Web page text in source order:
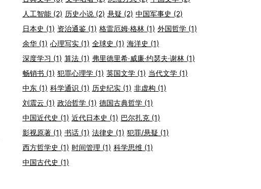
人工智能(2) 历史小说(2) 悬疑 (2) 中国军事史 (2)
日本史 (1) 资治通鉴(1) 格雷厄姆·格林(1) 外国哲学(1)
余华(1) 心理写实(1) 全球史 (1) 海洋史 (1)
深度学习 (1) 算法(1) 弗里德里希·威廉·约瑟夫·谢林(1)
畅销书 (1) 犯罪心理学(1) 英国文学(1) 当代文学(1)
中东(1) 科学通识 (1) 历史纪实(1) 非虚构 (1)
刘震云 (1) 政治哲学(1) 德国古典哲学(1)
中国近代史 (1) 近代日本史 (1) 巴尔扎克(1)
影视原著(1) 书话(1) 法律史 (1) 犯罪/悬疑 (1)
西方哲学史 (1) 时间管理 (1) 科学思维(1)
中国古代史 (1)